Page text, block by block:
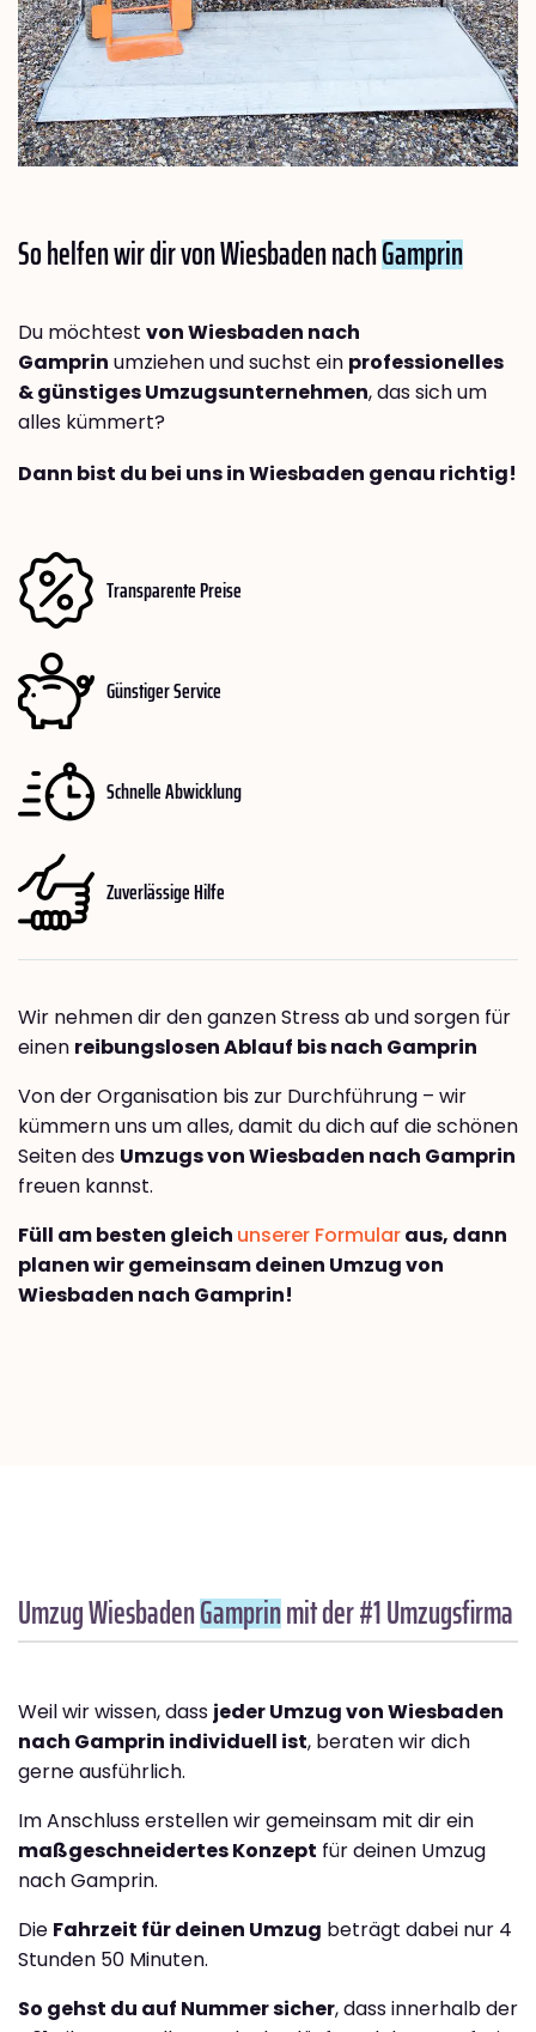
So helfen wir dir von Wiesbaden nachGamprin
Du möchtest von Wiesbaden nach
Gamprin umziehen und suchst ein professionelles
& günstiges Umzugsunternehmen, das sich um
alles kümmert?
Dann bist du bei uns in Wiesbaden genau richtig!
Transparente Preise
Günstiger Service
Schnelle Abwicklung
Zuverlässige Hilfe
Wir nehmen dir den ganzen Stress ab und sorgen für
einen reibungslosen Ablauf bis nach Gamprin
Von der Organisation bis zur Durchführung – wir
kümmern uns um alles, damit du dich auf die schönen
Seiten des Umzugs von Wiesbaden nach Gamprin
freuen kannst.
Füll am besten gleich unserer Formularaus, dann
planen wir gemeinsam deinen Umzug von
Wiesbaden nach Gamprin!
Umzug WiesbadenGamprinmit der #1 Umzugsfirma
Weil wir wissen, dass jeder Umzug von Wiesbaden
nach Gamprin individuell ist, beraten wir dich
gerne ausführlich.
Im Anschluss erstellen wir gemeinsam mit dir ein
maßgeschneidertes Konzept für deinen Umzug
nach Gamprin.
Die Fahrzeit für deinen Umzug beträgt dabei nur 4
Stunden 50 Minuten.
So gehst du auf Nummer sicher, dass innerhalb der